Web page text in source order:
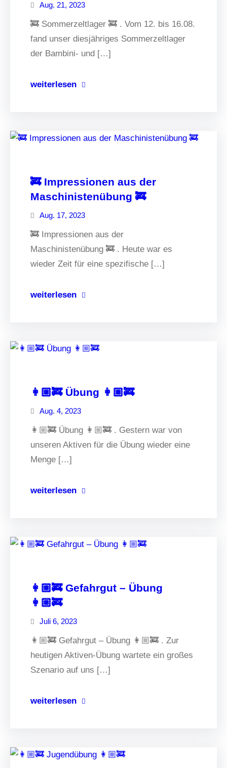
Aug. 21, 2023
🚒 Sommerzeltlager 🚒 . Vom 12. bis 16.08.
fand unser diesjähriges Sommerzeltlager
der Bambini- und […]
weiterlesen
🚒 Impressionen aus der
Maschinistenübung 🚒
Aug. 17, 2023
🚒 Impressionen aus der
Maschinistenübung 🚒 . Heute war es
wieder Zeit für eine spezifische […]
weiterlesen
👩🏼‍🚒 Übung 👩🏼‍🚒
Aug. 4, 2023
👩🏼‍🚒 Übung 👩🏼‍🚒 . Gestern war von
unseren Aktiven für die Übung wieder eine
Menge […]
weiterlesen
👩🏼‍🚒 Gefahrgut – Übung
👩🏼‍🚒
Juli 6, 2023
👩🏼‍🚒 Gefahrgut – Übung 👩🏼‍🚒 . Zur
heutigen Aktiven-Übung wartete ein großes
Szenario auf uns […]
weiterlesen